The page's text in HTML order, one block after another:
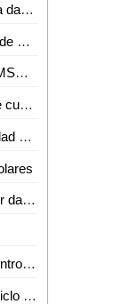
Tras jubilarse del IMSS, vallense encuentra en la danza folclórica una nueva forma de vida
Lluvias terminan de destruir la vialidad en cruce de Othón y Vicente C. Salazar
Mujer golpea a trabajadora de la Clínica 47 del IMSS tras discusión por consulta médica
No sobrevivió a las heridas; fallece conductor de cuatrimoto accidentado en Aquismón
En próximos días, familias de la Virgen en Soledad estrenarán consultorio, purificadora y parque urbano
Choque en colonia Doraceli; llegan a acuerdo por daños
Gobierno estatal arranca inscripciones en los centros de desarrollo infantil
Por altas temperaturas, se adelantará el fin del ciclo escolar